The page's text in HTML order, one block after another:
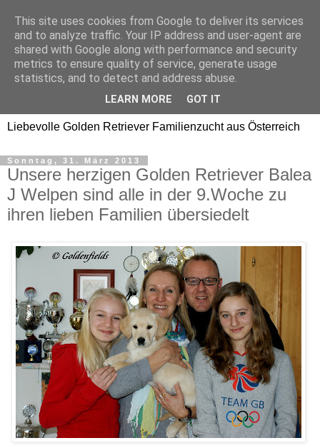
Golden Retriever Welpen
Familienzucht -
Goldwelpen
Liebevolle Golden Retriever Familienzucht aus Österreich
Sonntag, 31. März 2013
Unsere herzigen Golden Retriever Balea
J Welpen sind alle in der 9.Woche zu
ihren lieben Familien übersiedelt
This site uses cookies from Google to deliver its services
and to analyze traffic. Your IP address and user-agent are
shared with Google along with performance and security
metrics to ensure quality of service, generate usage
statistics, and to detect and address abuse.
LEARN MORE GOT IT